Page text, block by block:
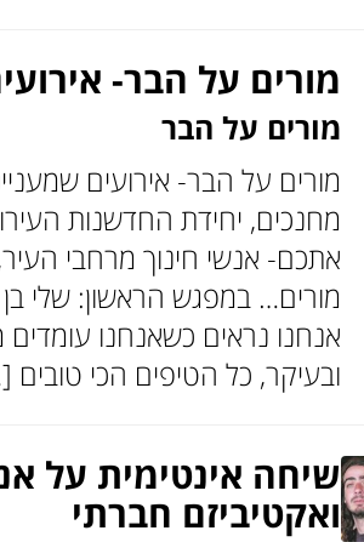
מורים על הבר-
מורים על הבר
מורים על הבר- אירועים
מחנכים, יחידת החדשנות
אתכם- אנשי חינוך מרחבי
מורים… במפגש הראשון: שלי
אנחנו נראים כשאנחנו עומדים
ובעיקר, כל הטיפים הכי טובים
שיחה אינטימית על
ואקטיביזם חברתי